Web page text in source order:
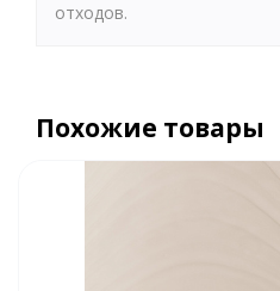
отходов.
Похожие товары